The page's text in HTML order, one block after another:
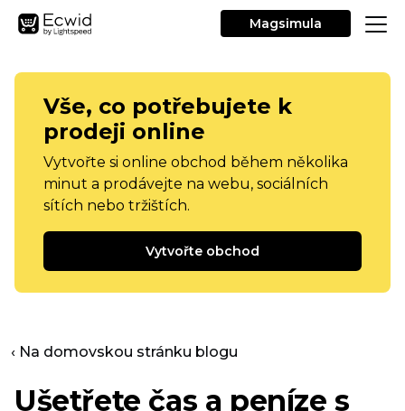
Magsimula
Vše, co potřebujete k
prodeji online
Vytvořte si online obchod během několika
minut a prodávejte na webu, sociálních
sítích nebo tržištích.
Vytvořte obchod
‹ Na domovskou stránku blogu
Ušetřete čas a peníze s